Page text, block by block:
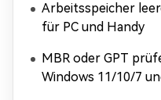
Arbeitsspeicher
für PC und Handy
MBR oder GPT
Windows 11/10/7